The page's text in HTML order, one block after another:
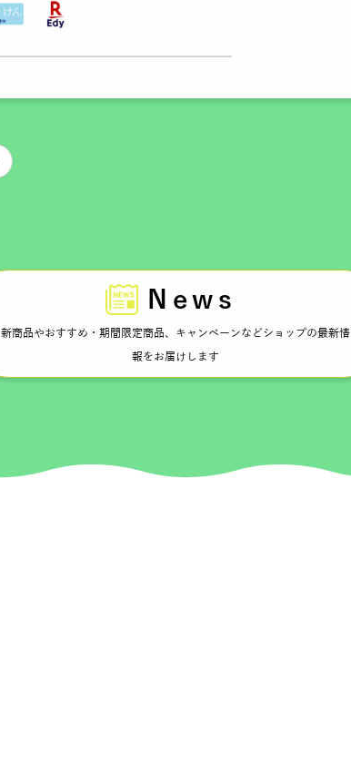
News
新商品やおすすめ・期間限定商品、キャンペーンなどショップの最新情
報をお届けします